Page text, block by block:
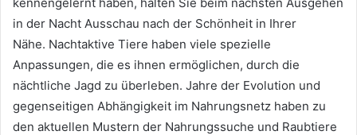
in der Nacht Ausschau nach der Schönheit in Ihrer
Nähe. Nachtaktive Tiere haben viele spezielle
Anpassungen, die es ihnen ermöglichen, durch die
nächtliche Jagd zu überleben. Jahre der Evolution und
gegenseitigen Abhängigkeit im Nahrungsnetz haben zu
den aktuellen Mustern der Nahrungssuche und Raubtiere